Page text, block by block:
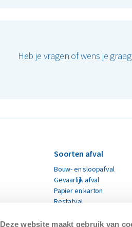
Deze website maakt gebruik van
Heb je vragen of wens je
Soorten afval
Bouw- en sloopafval
Gevaarlijk afval
Papier en karton
Restafval